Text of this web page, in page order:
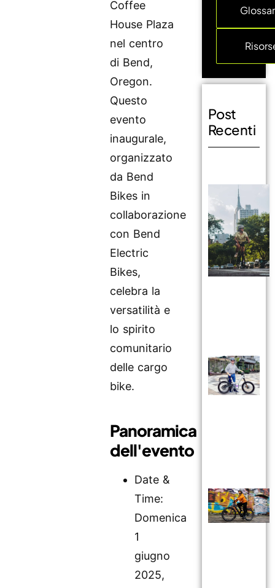
Coffee
House Plaza
nel centro
di Bend,
Oregon.
Questo
evento
inaugurale,
organizzato
da Bend
Bikes in
collaborazione
con Bend
Electric
Bikes,
celebra la
versatilità e
lo spirito
comunitario
delle cargo
bike.
Panoramica
dell'evento
Date &
Time:
Domenica
1
giugno
2025,
Post
Recenti